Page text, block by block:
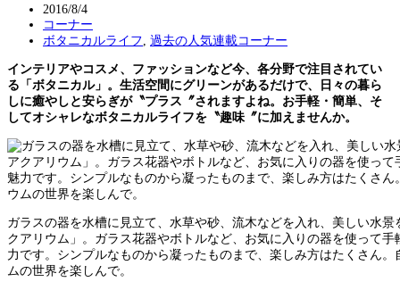
2016/8/4
コーナー
ボタニカルライフ 過去の人気連載コーナー
インテリアやコスメ、ファッションなど今、各分野で注目されてい
る「ボタニカル」。生活空間にグリーンがあるだけで、日々の暮ら
しに癒やしと安らぎが〝プラス〞されますよね。お手軽・簡単、そ
してオシャレなボタニカルライフを〝趣味〞に加えませんか。
ガラスの器を水槽に見立て、水草や砂、流木などを入れ、美しい水景
クアリウム」。ガラス花器やボトルなど、お気に入りの器を使って手
力です。シンプルなものから凝ったものまで、楽しみ方はたくさん。
ムの世界を楽しんで。